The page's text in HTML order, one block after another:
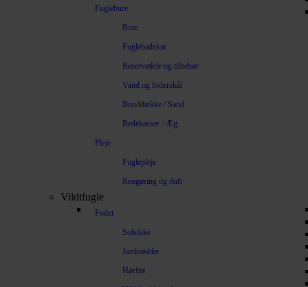
Fuglebure
Bure
Fuglebadekar
Reservedele og tilbehør
Vand og foderskål
Bunddække / Sand
Redekasser / Æg
Pleje
Fuglepleje
Rengøring og duft
Vildtfugle
Foder
Solsikke
Jordnødder
Hørfrø